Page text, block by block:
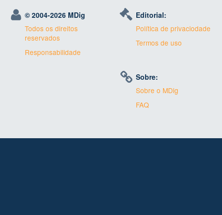
© 2004-2026 MDig
Todos os direitos
reservados
Responsabilidade
Editorial:
Política de privaciodade
Termos de uso
Sobre:
Sobre o MDig
FAQ